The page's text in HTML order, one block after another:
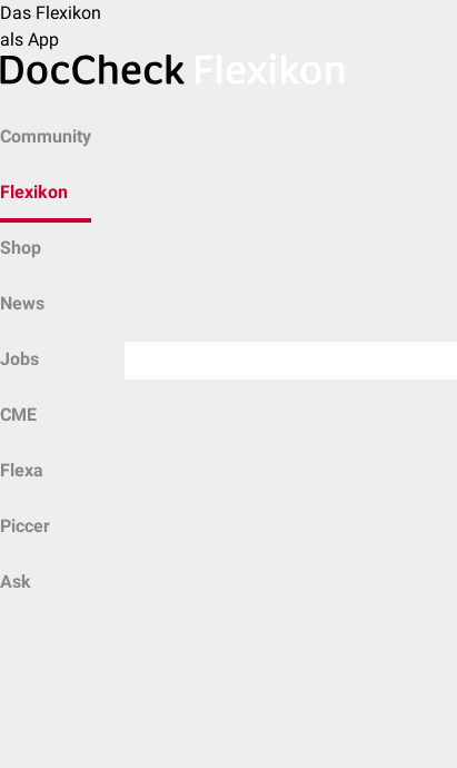
Das Flexikon
als App
Community
Flexikon
Shop
News
Jobs
CME
Flexa
Piccer
Ask